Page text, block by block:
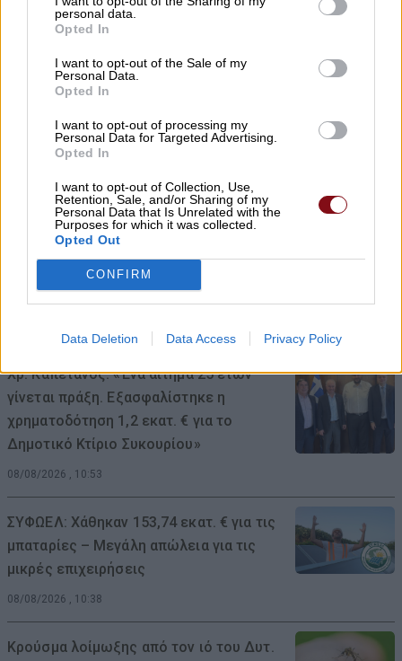
personal data.
Opted In
I want to opt-out of the Sale of my
Personal Data.
Opted In
I want to opt-out of processing my
Personal Data for Targeted Advertising.
Opted In
I want to opt-out of Collection, Use,
Retention, Sale, and/or Sharing of my
Personal Data that Is Unrelated with the
Purposes for which it was collected.
Opted Out
CONFIRM
Data Deletion Data Access Privacy Policy
αδειοδωρόσημο Αυγούστου
Τι σχέση έχουν μια αγελάδα, μια ζέβρα και
μια μύγα; Το παράξενο πείραμα που
έδωσε την απάντηση
Η Ελλάδα χάνει το τρένο των startups:
Εκτός top 50 την ώρα που Κύπρος,
Τουρκία, Ρουμανία, Βουλγαρία, Βόρεια
Μακεδονία και Αλβανία επιταχύνουν
Χρ. Καπετάνος: «Ένα αίτημα 25 ετών
γίνεται πράξη. Εξασφαλίστηκε η
χρηματοδότηση 1,2 εκατ. € για το
Δημοτικό Κτίριο Συκουρίου»
08/08/2026 , 10:53
ΣΥΦΩΕΛ: Χάθηκαν 153,74 εκατ. € για τις
μπαταρίες – Μεγάλη απώλεια για τις
μικρές επιχειρήσεις
08/08/2026 , 10:38
Κρούσμα λοίμωξης από τον ιό του Δυτ.